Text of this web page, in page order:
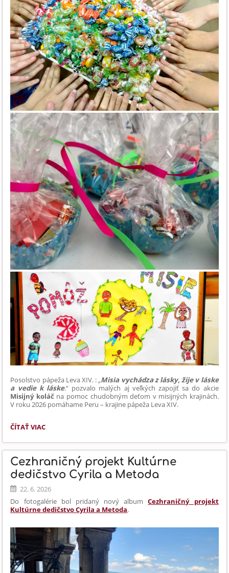
Posolstvo pápeža Leva XIV. :„Misia vychádza z lásky, žije v láske
a vedie k láske.“ pozvalo malých aj veľkýchzapojiť sado akcie
Misijný koláč na pomoc chudobným deťom v misijných krajinách.
V roku 2026 pomáhame Peru – krajine pápeža Leva XIV.
NAŠA
POMÁHA:
ČÍTAŤ VIAC
Cezhraničný projekt Kultúrne
dedičstvo Cyrila a Metoda
22. 6. 2026
Do fotogalérie bol pridaný nový albumCezhraničný projekt
Kultúrne dedičstvo Cyrila a Metoda.